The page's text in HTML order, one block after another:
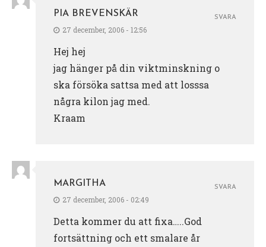
PIA BREVENSKÄR
27 december, 2006 - 12:56
Hej hej
jag hänger på din viktminskning o
ska försöka sattsa med att losssa
några kilon jag med.
Kraam
SVARA
MARGITHA
27 december, 2006 - 02:49
Detta kommer du att fixa…..God
fortsättning och ett smalare år
SVARA